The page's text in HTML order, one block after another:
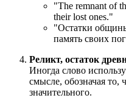
"The remnant of
their lost ones."
"Остатки
память своих
Реликт, остаток
Иногда слово
смысле, обозначая то,
значительного.